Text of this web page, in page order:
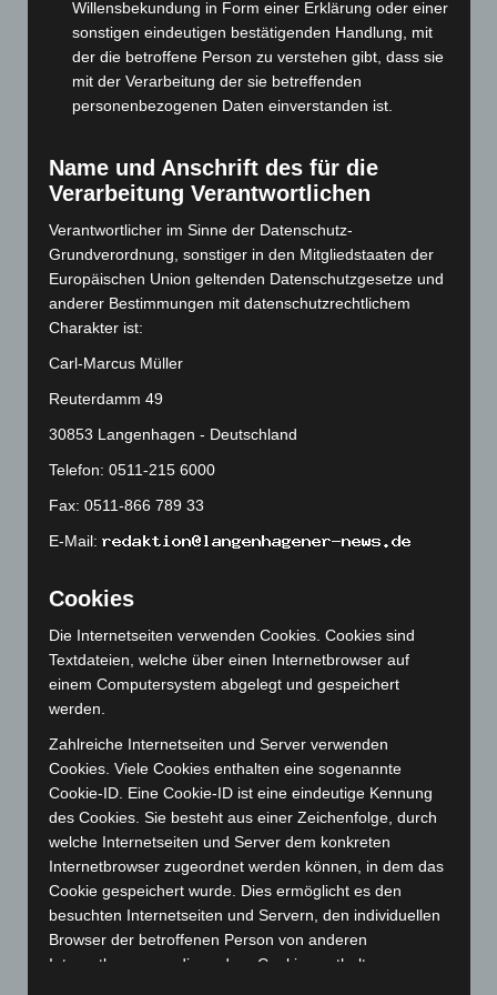
Juni 2024(107)
Mai 2024(149)
(102)
Februar 2024(103)
Januar 2024(111)
Dezember 2023(130)
November 2023(130)
Oktober 2023(114)
September 2023
August 2023(134)
Juli 2023(118)
Juni 2023 (142)
Mai 2023 (139)
April 2023(155)
Januar 2023(140)
Dezember 2022(130)
November 2022(167)
Oktober 2022(166)
August 2022(166)
Juli 2022(133)
Juni 2022(167)
Mai 2022(177)
April 2022(198)
März 2022
(221)
Februar 2022
Willensbekundung in Form einer Erklärung oder einer
sonstigen eindeutigen bestätigenden Handlung, mit
der die betroffene Person zu verstehen gibt, dass sie
mit der Verarbeitung der sie betreffenden
personenbezogenen Daten einverstanden ist.
Name und Anschrift des für die
Verarbeitung Verantwortlichen
Verantwortlicher im Sinne der Datenschutz-
Grundverordnung, sonstiger in den Mitgliedstaaten der
Europäischen Union geltenden Datenschutzgesetze und
anderer Bestimmungen mit datenschutzrechtlichem
Charakter ist:
Carl-Marcus Müller
Reuterdamm 49
30853 Langenhagen - Deutschland
Telefon: 0511-215 6000
Fax: 0511-866 789 33
E-Mail:
Cookies
Die Internetseiten verwenden Cookies. Cookies sind
Textdateien, welche über einen Internetbrowser auf
einem Computersystem abgelegt und gespeichert
werden.
Zahlreiche Internetseiten und Server verwenden
Cookies. Viele Cookies enthalten eine sogenannte
Cookie-ID. Eine Cookie-ID ist eine eindeutige Kennung
des Cookies. Sie besteht aus einer Zeichenfolge, durch
welche Internetseiten und Server dem konkreten
Internetbrowser zugeordnet werden können, in dem das
Cookie gespeichert wurde. Dies ermöglicht es den
besuchten Internetseiten und Servern, den individuellen
Browser der betroffenen Person von anderen
Internetbrowsern, die andere Cookies enthalten, zu